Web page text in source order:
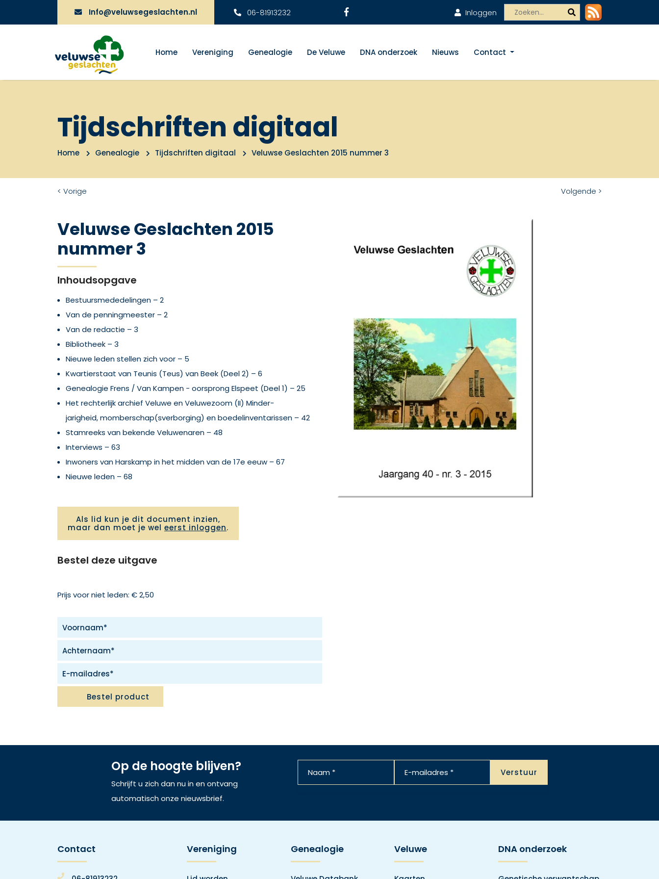
Info@veluwsegeslachten.nl 06-81913232 Inloggen
Home Vereniging Genealogie De Veluwe DNA onderzoek Nieuws Contact
Tijdschriften digitaal
Home Genealogie Tijdschriften digitaal Veluwse Geslachten 2015 nummer 3
< Vorige Volgende >
Veluwse Geslachten 2015
nummer 3
Inhoudsopgave
Bestuursmededelingen – 2
Van de penningmeester – 2
Van de redactie – 3
Bibliotheek – 3
Nieuwe leden stellen zich voor – 5
Kwartierstaat van Teunis (Teus) van Beek (Deel 2) – 6
Genealogie Frens / Van Kampen - oorsprong Elspeet (Deel 1) – 25
Het rechterlijk archief Veluwe en Veluwezoom (II) Minder-
jarigheid, momberschap(sverborging) en boedelinventarissen – 42
Stamreeks van bekende Veluwenaren – 48
Interviews – 63
Inwoners van Harskamp in het midden van de 17e eeuw – 67
Nieuwe leden – 68
Als lid kun je dit document inzien,
maar dan moet je wel eerst inloggen.
Bestel deze uitgave
Prijs voor niet leden: € 2,50
Bestel product
Op de hoogte blijven?
Schrijft u zich dan nu in en ontvang
automatisch onze nieuwsbrief.
Contact Vereniging Genealogie Veluwe DNA onderzoek